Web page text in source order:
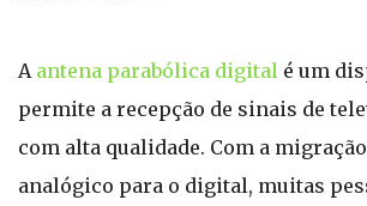
A antena parabólica digital é um
permite a recepção de sinais de
com alta qualidade. Com a
analógico para o digital, muitas